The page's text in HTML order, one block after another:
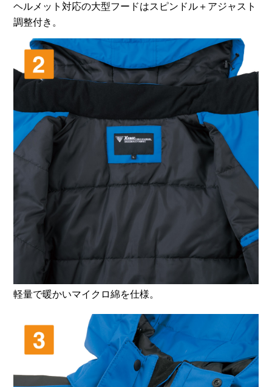
ヘルメット対応の大型フードはスピンドル＋アジャスト
調整付き。
軽量で暖かいマイクロ綿を仕様。